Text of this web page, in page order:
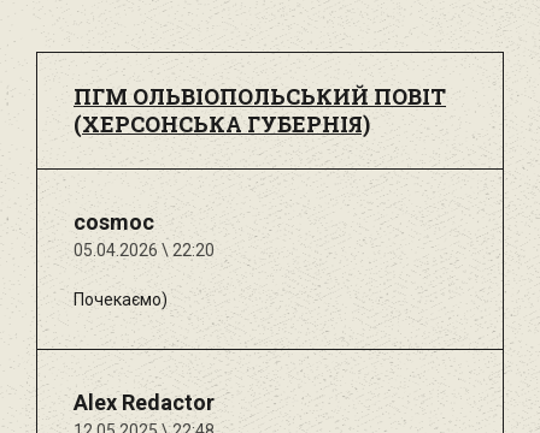
ПГМ ОЛЬВІОПОЛЬСЬКИЙ ПОВІТ
(ХЕРСОНСЬКА ГУБЕРНІЯ)
cosmoc
05.04.2026 \ 22:20
Почекаємо)
Alex Redactor